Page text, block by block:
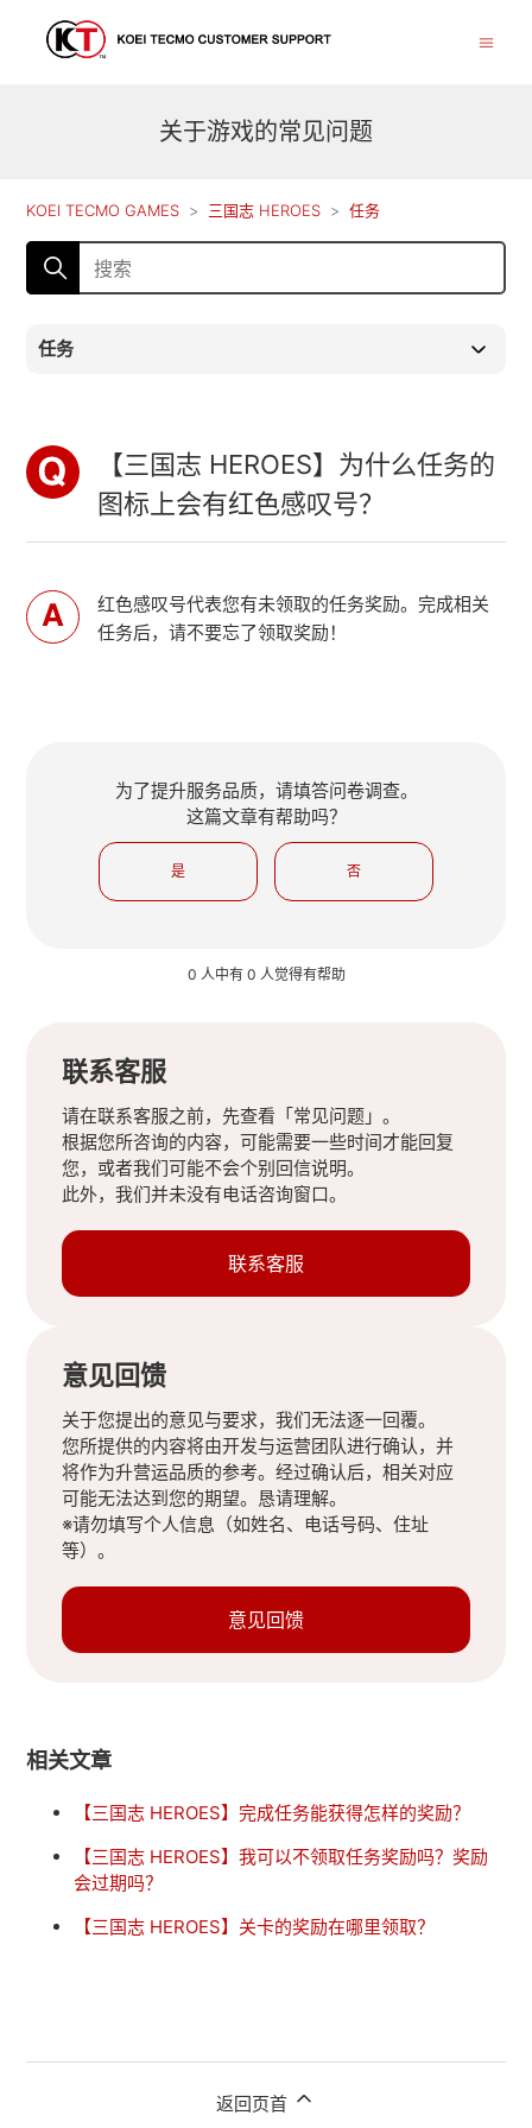
关于游戏的常见问题
KOEI TECMO GAMES 三国志 HEROES 任务
任务
【三国志 HEROES】为什么任务的
图标上会有红色感叹号？
红色感叹号代表您有未领取的任务奖励。完成相关
任务后，请不要忘了领取奖励！
为了提升服务品质，请填答问卷调查。
这篇文章有帮助吗？
是 否
0 人中有 0 人觉得有帮助
联系客服
请在联系客服之前，先查看「常见问题」。
根据您所咨询的内容，可能需要一些时间才能回复
您，或者我们可能不会个别回信说明。
此外，我们并未没有电话咨询窗口。
联系客服
意见回馈
关于您提出的意见与要求，我们无法逐一回覆。
您所提供的内容将由开发与运营团队进行确认，并
将作为升营运品质的参考。经过确认后，相关对应
可能无法达到您的期望。恳请理解。
※请勿填写个人信息（如姓名、电话号码、住址
等）。
意见回馈
相关文章
【三国志 HEROES】完成任务能获得怎样的奖励？
【三国志 HEROES】我可以不领取任务奖励吗？奖励
会过期吗？
【三国志 HEROES】关卡的奖励在哪里领取？
返回页首